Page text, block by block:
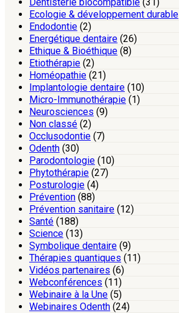
Ecologie & développement durable
Endodontie (2)
Energétique dentaire (26)
Ethique & Bioéthique (8)
Etiothérapie (2)
Homéopathie (21)
Implantologie dentaire (10)
Micro-Immunothérapie (1)
Neurosciences (9)
Non classé (2)
Occlusodontie (7)
Odenth (30)
Parodontologie (10)
Phytothérapie (27)
Posturologie (4)
Prévention (88)
Prévention sanitaire (12)
Santé (188)
Science (13)
Symbolique dentaire (9)
Thérapies quantiques (11)
Vidéos partenaires (6)
Webconférences (11)
Webinaire à la Une (5)
Webinaires Odenth (24)